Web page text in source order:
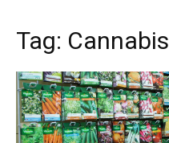
Tag: Cannabis